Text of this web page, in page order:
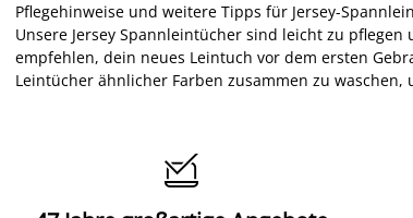
Pflegehinweise und weitere Tipps für Jersey-
Unsere Jersey Spannleintücher sind leicht zu
empfehlen, dein neues Leintuch vor dem ersten
Leintücher ähnlicher Farben zusammen zu
